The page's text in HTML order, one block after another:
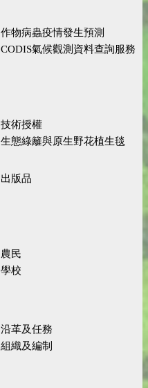
作物病蟲疫情發生預測
CODIS氣候觀測資料查詢服務
技術授權
生態綠籬與原生野花植生毯
出版品
農民
學校
沿革及任務
組織及編制